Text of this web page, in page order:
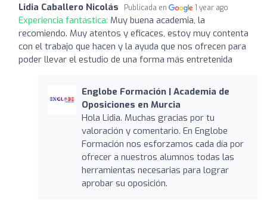
Lidia Caballero Nicolás Publicada en 1 year ago
Experiencia fantástica: Muy buena academia, la
recomiendo. Muy atentos y eficaces, estoy muy contenta
con el trabajo que hacen y la ayuda que nos ofrecen para
poder llevar el estudio de una forma más entretenida
Englobe Formación | Academia de
Oposiciones en Murcia
Hola Lidia. Muchas gracias por tu
valoración y comentario. En Englobe
Formación nos esforzamos cada día por
ofrecer a nuestros alumnos todas las
herramientas necesarias para lograr
aprobar su oposición.